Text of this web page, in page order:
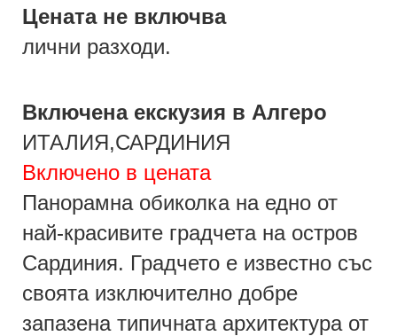
Цената не включва
лични разходи.
Включена екскузия в Алгеро
ИТАЛИЯ,САРДИНИЯ
Включено в цената
Панорамна обиколка на едно от
най-красивите градчета на остров
Сардиния. Градчето е известно със
своята изключително добре
запазена типичната архитектура от